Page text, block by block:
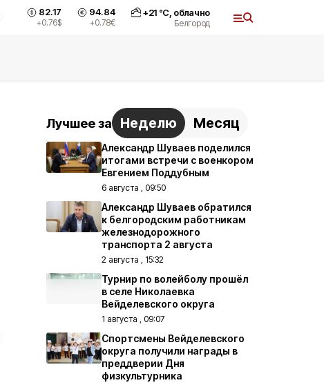
82.17
+0.76$
94.84
+0.78€
+21°С, облачно
Белгород
Лучшее за Неделю Месяц
Александр Шуваев поделился
итогами встречи с военкором
Евгением Поддубным
6 августа , 09:50
Александр Шуваев обратился
к белгородским работникам
железнодорожного
транспорта 2 августа
2 августа , 15:32
Турнир по волейболу прошёл
в селе Николаевка
Вейделевского округа
1 августа , 09:07
Спортсмены Вейделевского
округа получили награды в
преддверии Дня
физкультурника